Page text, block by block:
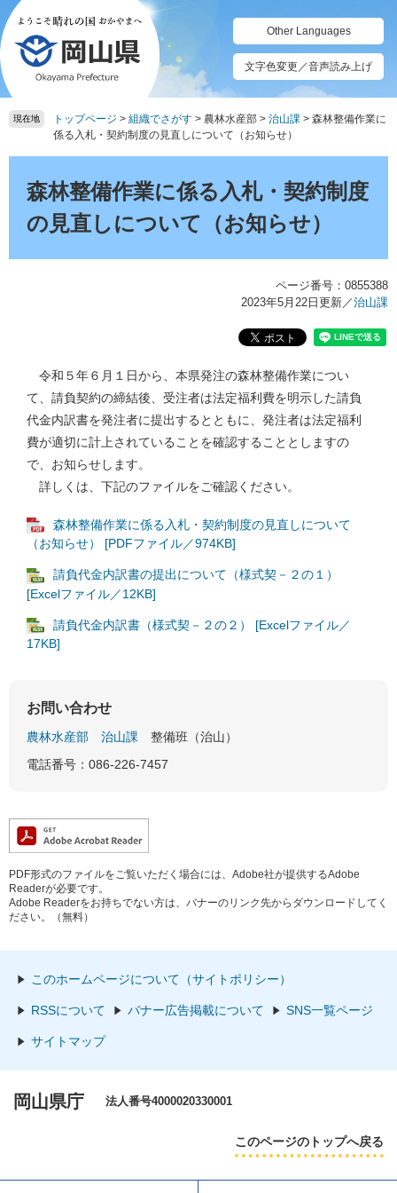
ペ
ー
ジ
の
先
頭
メ
ニ
ュ
ー
を
飛
て
Other Languages
文字色変更／音声読み上げ
現在地 トップページ > 組織でさがす > 農林水産部 > 治山課 > 森林整備作業に
係る入札・契約制度の見直しについて（お知らせ）
森林整備作業に係る入札・契約制度
の見直しについて（お知らせ）
ページ番号：0855388
2023年5月22日更新／治山課
令和５年６月１日から、本県発注の森林整備作業につい
て、請負契約の締結後、受注者は法定福利費を明示した請負
代金内訳書を発注者に提出するとともに、発注者は法定福利
費が適切に計上されていることを確認することとしますの
で、お知らせします。
詳しくは、下記のファイルをご確認ください。
森林整備作業に係る入札・契約制度の見直しについて
（お知らせ） [PDFファイル／974KB]
請負代金内訳書の提出について（様式契－２の１）
[Excelファイル／12KB]
請負代金内訳書（様式契－２の２） [Excelファイル／
17KB]
お問い合わせ
農林水産部 治山課
整備班（治山）
電話番号：086-226-7457
PDF形式のファイルをご覧いただく場合には、Adobe社が提供するAdobe
Readerが必要です。
Adobe Readerをお持ちでない方は、バナーのリンク先からダウンロードしてく
ださい。（無料）
このホームページについて（サイトポリシー）
RSSについて バナー広告掲載について SNS一覧ページ
サイトマップ
岡山県庁 法人番号4000020330001
このページのトップへ戻る